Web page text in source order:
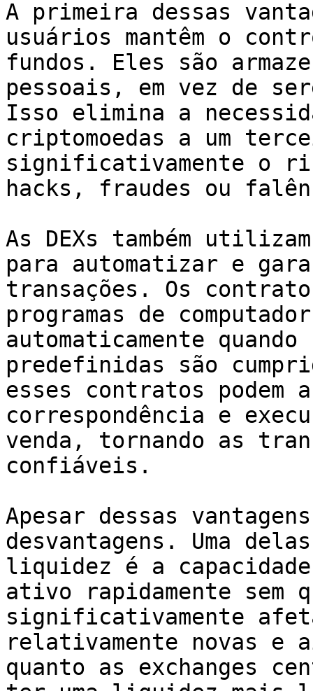
A primeira dessas
usuários mantêm o
fundos. Eles são
pessoais, em vez de
Isso elimina a
criptomoedas a um
significativamente o
hacks, fraudes ou
As DEXs também
para automatizar e
transações. Os
programas de
automaticamente
predefinidas são
esses contratos podem
correspondência e
venda, tornando as
confiáveis.
Apesar dessas
desvantagens. Uma
liquidez é a capacidade
ativo rapidamente sem
significativamente
relativamente novas e
quanto as exchanges